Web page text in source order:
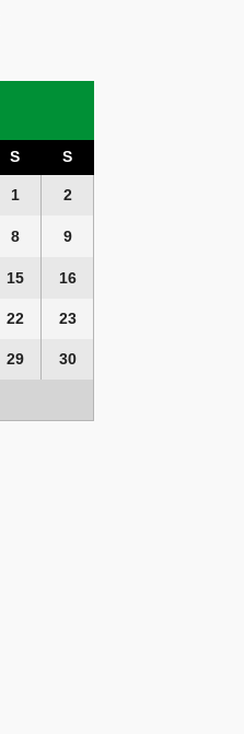
S S
1 2
8 9
15 16
22 23
29 30